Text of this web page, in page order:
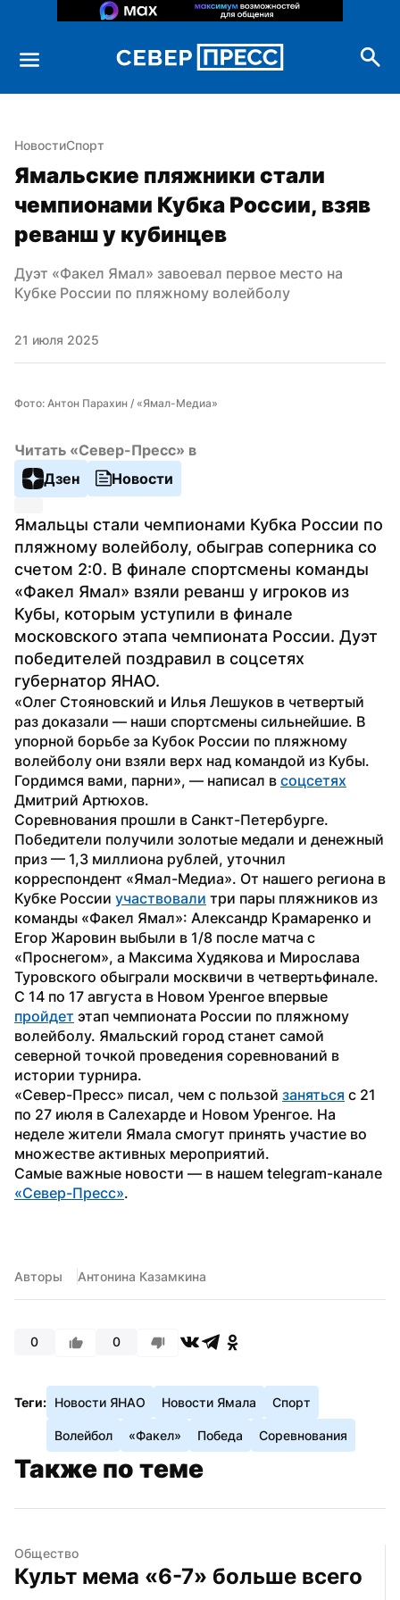
НовостиСпорт
Ямальские пляжники стали
чемпионами Кубка России, взяв
реванш у кубинцев
Дуэт «Факел Ямал» завоевал первое место на
Кубке России по пляжному волейболу
21 июля 2025
Фото: Антон Парахин / «Ямал-Медиа»
Читать «Север-Пресс» в
Дзен
Новости
Ямальцы стали чемпионами Кубка России по
пляжному волейболу, обыграв соперника со
счетом 2:0. В финале спортсмены команды
«Факел Ямал» взяли реванш у игроков из
Кубы, которым уступили в финале
московского этапа чемпионата России. Дуэт
победителей поздравил в соцсетях
губернатор ЯНАО.
«Олег Стояновский и Илья Лешуков в четвертый
раз доказали — наши спортсмены сильнейшие. В
упорной борьбе за Кубок России по пляжному
волейболу они взяли верх над командой из Кубы.
Гордимся вами, парни», — написал в соцсетях
Дмитрий Артюхов.
Соревнования прошли в Санкт-Петербурге.
Победители получили золотые медали и денежный
приз — 1,3 миллиона рублей, уточнил
корреспондент «Ямал-Медиа». От нашего региона в
Кубке России участвовали три пары пляжников из
команды «Факел Ямал»: Александр Крамаренко и
Егор Жаровин выбыли в 1/8 после матча с
«Проснегом», а Максима Худякова и Мирослава
Туровского обыграли москвичи в четвертьфинале.
пройдет этап чемпионата России по пляжному
волейболу. Ямальский город станет самой
северной точкой проведения соревнований в
истории турнира.
«Север-Пресс» писал, чем с пользой заняться с 21
по 27 июля в Салехарде и Новом Уренгое. На
неделе жители Ямала смогут принять участие во
множестве активных мероприятий.
«Север-Пресс».
Авторы Антонина Казамкина
0 0
Теги: Новости ЯНАО Новости Ямала Спорт
Волейбол «Факел» Победа Соревнования
Также по теме
Общество
Культ мема «6-7» больше всего